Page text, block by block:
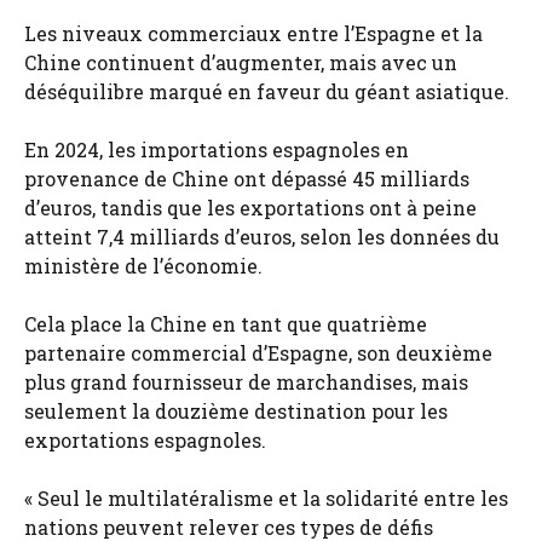
Les niveaux commerciaux entre l’Espagne et la
Chine continuent d’augmenter, mais avec un
déséquilibre marqué en faveur du géant asiatique.
En 2024, les importations espagnoles en
provenance de Chine ont dépassé 45 milliards
d’euros, tandis que les exportations ont à peine
atteint 7,4 milliards d’euros, selon les données du
ministère de l’économie.
Cela place la Chine en tant que quatrième
partenaire commercial d’Espagne, son deuxième
plus grand fournisseur de marchandises, mais
seulement la douzième destination pour les
exportations espagnoles.
« Seul le multilatéralisme et la solidarité entre les
nations peuvent relever ces types de défis